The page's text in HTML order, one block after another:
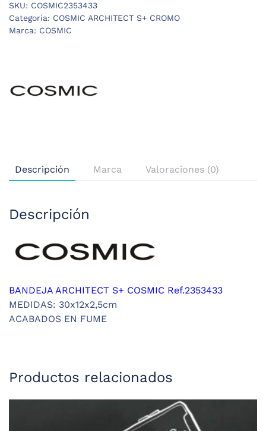
cantidad
SKU: COSMIC2353433
Categoría: COSMIC ARCHITECT S+ CROMO
Marca: COSMIC
Descripción Marca Valoraciones (0)
Descripción
BANDEJA ARCHITECT S+ COSMIC Ref.2353433
MEDIDAS: 30x12x2,5cm
ACABADOS EN FUME
Productos relacionados